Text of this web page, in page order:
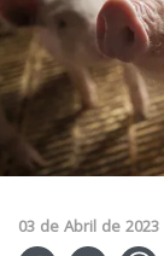
03 de Abril de 2023